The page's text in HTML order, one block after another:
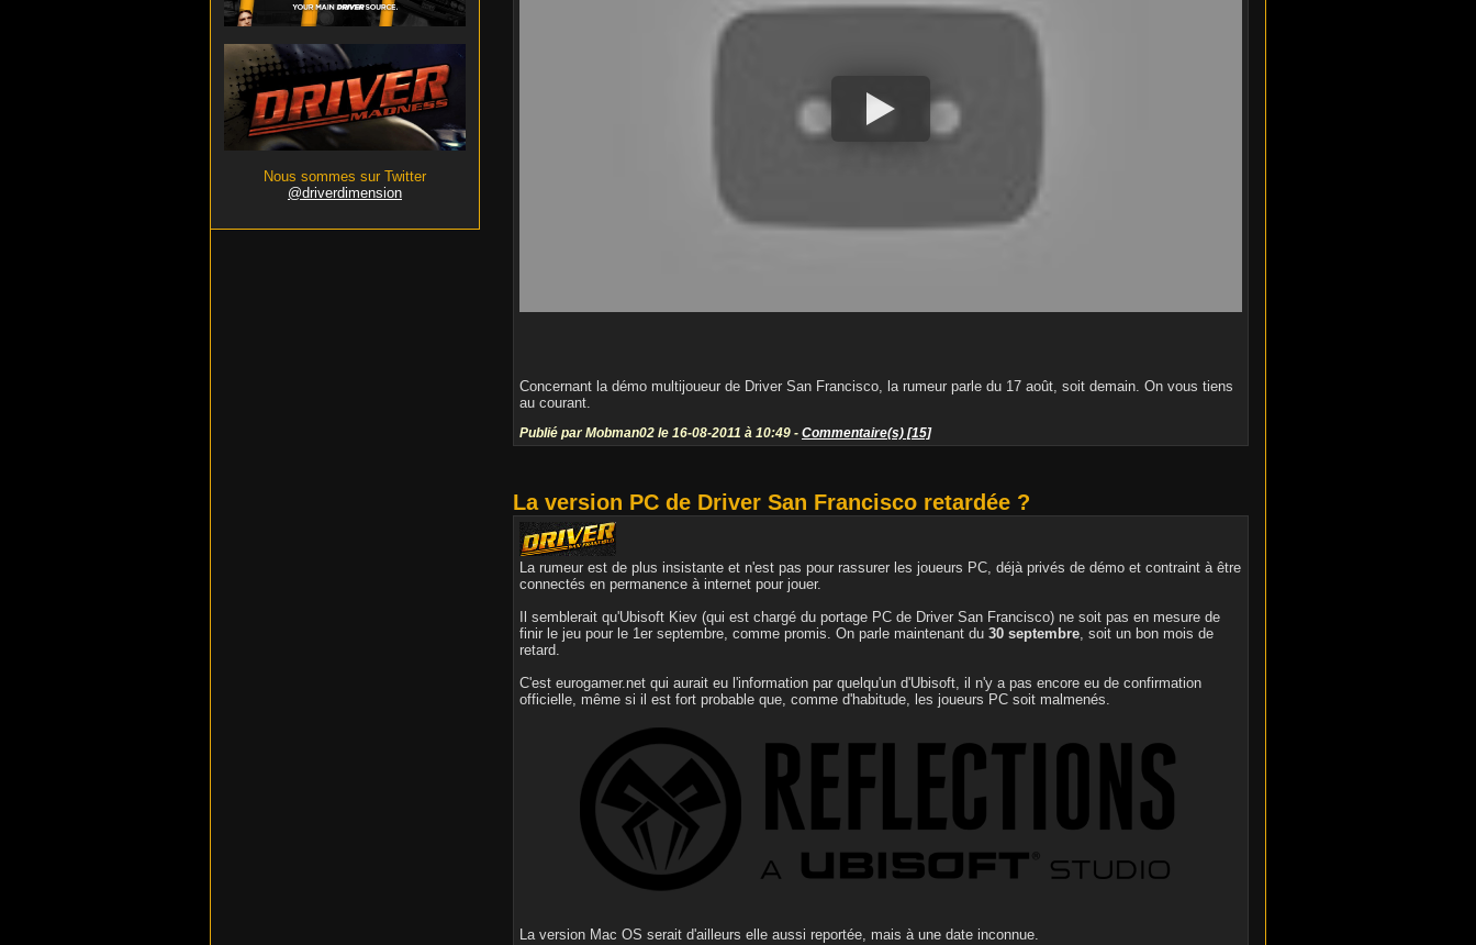
Concernant la démo multijoueur de Driver San Francisco, la rumeur parle du 17 août, soit demain. On vous tiens
au courant.
Publié par Mobman02 le 16-08-2011 à 10:49 - Commentaire(s) [15]
La version PC de Driver San Francisco retardée ?
La rumeur est de plus insistante et n'est pas pour rassurer les joueurs PC, déjà privés de démo et contraint à être
connectés en permanence à internet pour jouer.
Il semblerait qu'Ubisoft Kiev (qui est chargé du portage PC de Driver San Francisco) ne soit pas en mesure de
finir le jeu pour le 1er septembre, comme promis. On parle maintenant du 30 septembre, soit un bon mois de
retard.
C'est eurogamer.net qui aurait eu l'information par quelqu'un d'Ubisoft, il n'y a pas encore eu de confirmation
officielle, même si il est fort probable que, comme d'habitude, les joueurs PC soit malmenés.
La version Mac OS serait d'ailleurs elle aussi reportée, mais à une date inconnue.
Nous sommes sur Twitter
@driverdimension